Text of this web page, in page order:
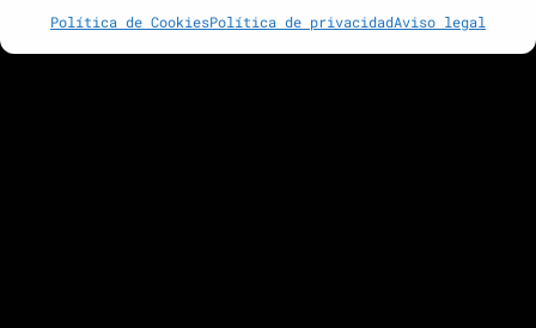
Política de CookiesPolítica de privacidadAviso legal
Blog